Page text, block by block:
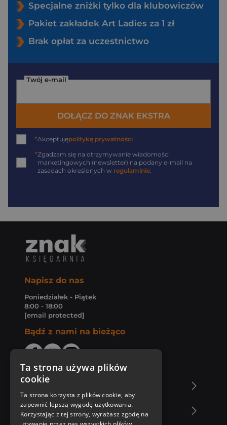
Specjalne zniżki tylko dla klubowiczów
Pakiet zakładek Art Ladies za 1 zł
Brak opłat za uczestnictwo
Twój e-mail
DOŁĄCZ DO ZNAK EKSTRA
*Akceptujępolitykę prywatności
*Zgadzam się na otrzymywanie wiadomości
marketingowych (newsletter) na podany e-mail na
zasadach określonych w regulaminie.
Napisz do nas
Poniedziałek - Piątek
8:00 - 18:00
[email protected]
Bądź z nami na bieżąco
Zakupy u nas
Ta strona używa plików
cookie
Ta strona korzysta z plików cookie, aby
zapewnić lepszą wygodę użytkowania.
Korzystając z tej strony, wyrażasz zgodę na